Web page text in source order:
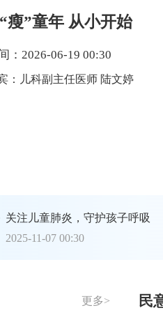
瘦”童年 从小开始
： 2026-06-19 00:30
： 儿科副主任医师 陆文婷
关注儿童肺炎，守护孩子呼吸
2025-11-07 00:30
更多> 民